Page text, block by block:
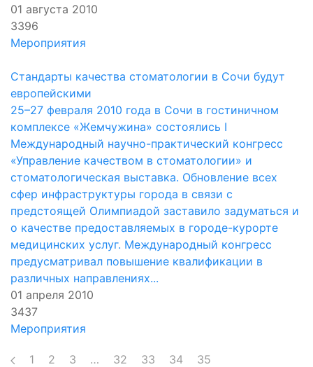
01 августа 2010
3396
Мероприятия
Стандарты качества стоматологии в Сочи будут
европейскими
25–27 февраля 2010 года в Сочи в гостиничном
комплексе «Жемчужина» состоялись I
Международный научно-практический конгресс
«Управление качеством в стоматологии» и
стоматологическая выставка. Обновление всех
сфер инфраструктуры города в связи с
предстоящей Олимпиадой заставило задуматься и
о качестве предоставляемых в городе-курорте
медицинских услуг. Международный конгресс
предусматривал повышение квалификации в
различных направлениях...
01 апреля 2010
3437
Мероприятия
1 2 3 … 32 33 34 35